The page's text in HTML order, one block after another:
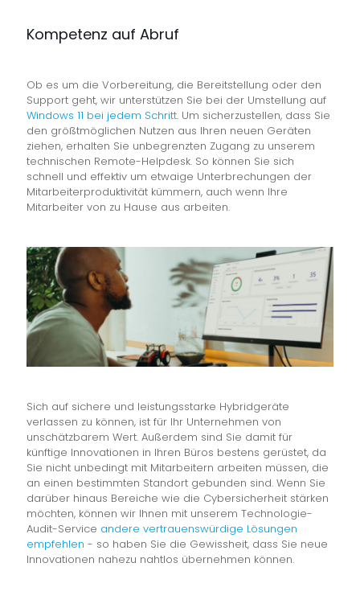
Kompetenz auf Abruf
Ob es um die Vorbereitung, die Bereitstellung oder den
Support geht, wir unterstützen Sie bei der Umstellung auf
Windows 11 bei jedem Schritt. Um sicherzustellen, dass Sie
den größtmöglichen Nutzen aus Ihren neuen Geräten
ziehen, erhalten Sie unbegrenzten Zugang zu unserem
technischen Remote-Helpdesk. So können Sie sich
schnell und effektiv um etwaige Unterbrechungen der
Mitarbeiterproduktivität kümmern, auch wenn Ihre
Mitarbeiter von zu Hause aus arbeiten.
Sich auf sichere und leistungsstarke Hybridgeräte
verlassen zu können, ist für Ihr Unternehmen von
unschätzbarem Wert. Außerdem sind Sie damit für
künftige Innovationen in Ihren Büros bestens gerüstet, da
Sie nicht unbedingt mit Mitarbeitern arbeiten müssen, die
an einen bestimmten Standort gebunden sind. Wenn Sie
darüber hinaus Bereiche wie die Cybersicherheit stärken
möchten, können wir Ihnen mit unserem Technologie-
Audit-Service andere vertrauenswürdige Lösungen
empfehlen - so haben Sie die Gewissheit, dass Sie neue
Innovationen nahezu nahtlos übernehmen können.